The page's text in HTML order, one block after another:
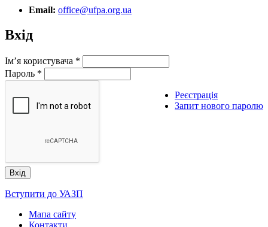
Email: office@ufpa.org.ua
Вхід
Ім’я користувача *
Пароль *
Реєстрація
Запит нового паролю
Вступити до УАЗП
Мапа сайту